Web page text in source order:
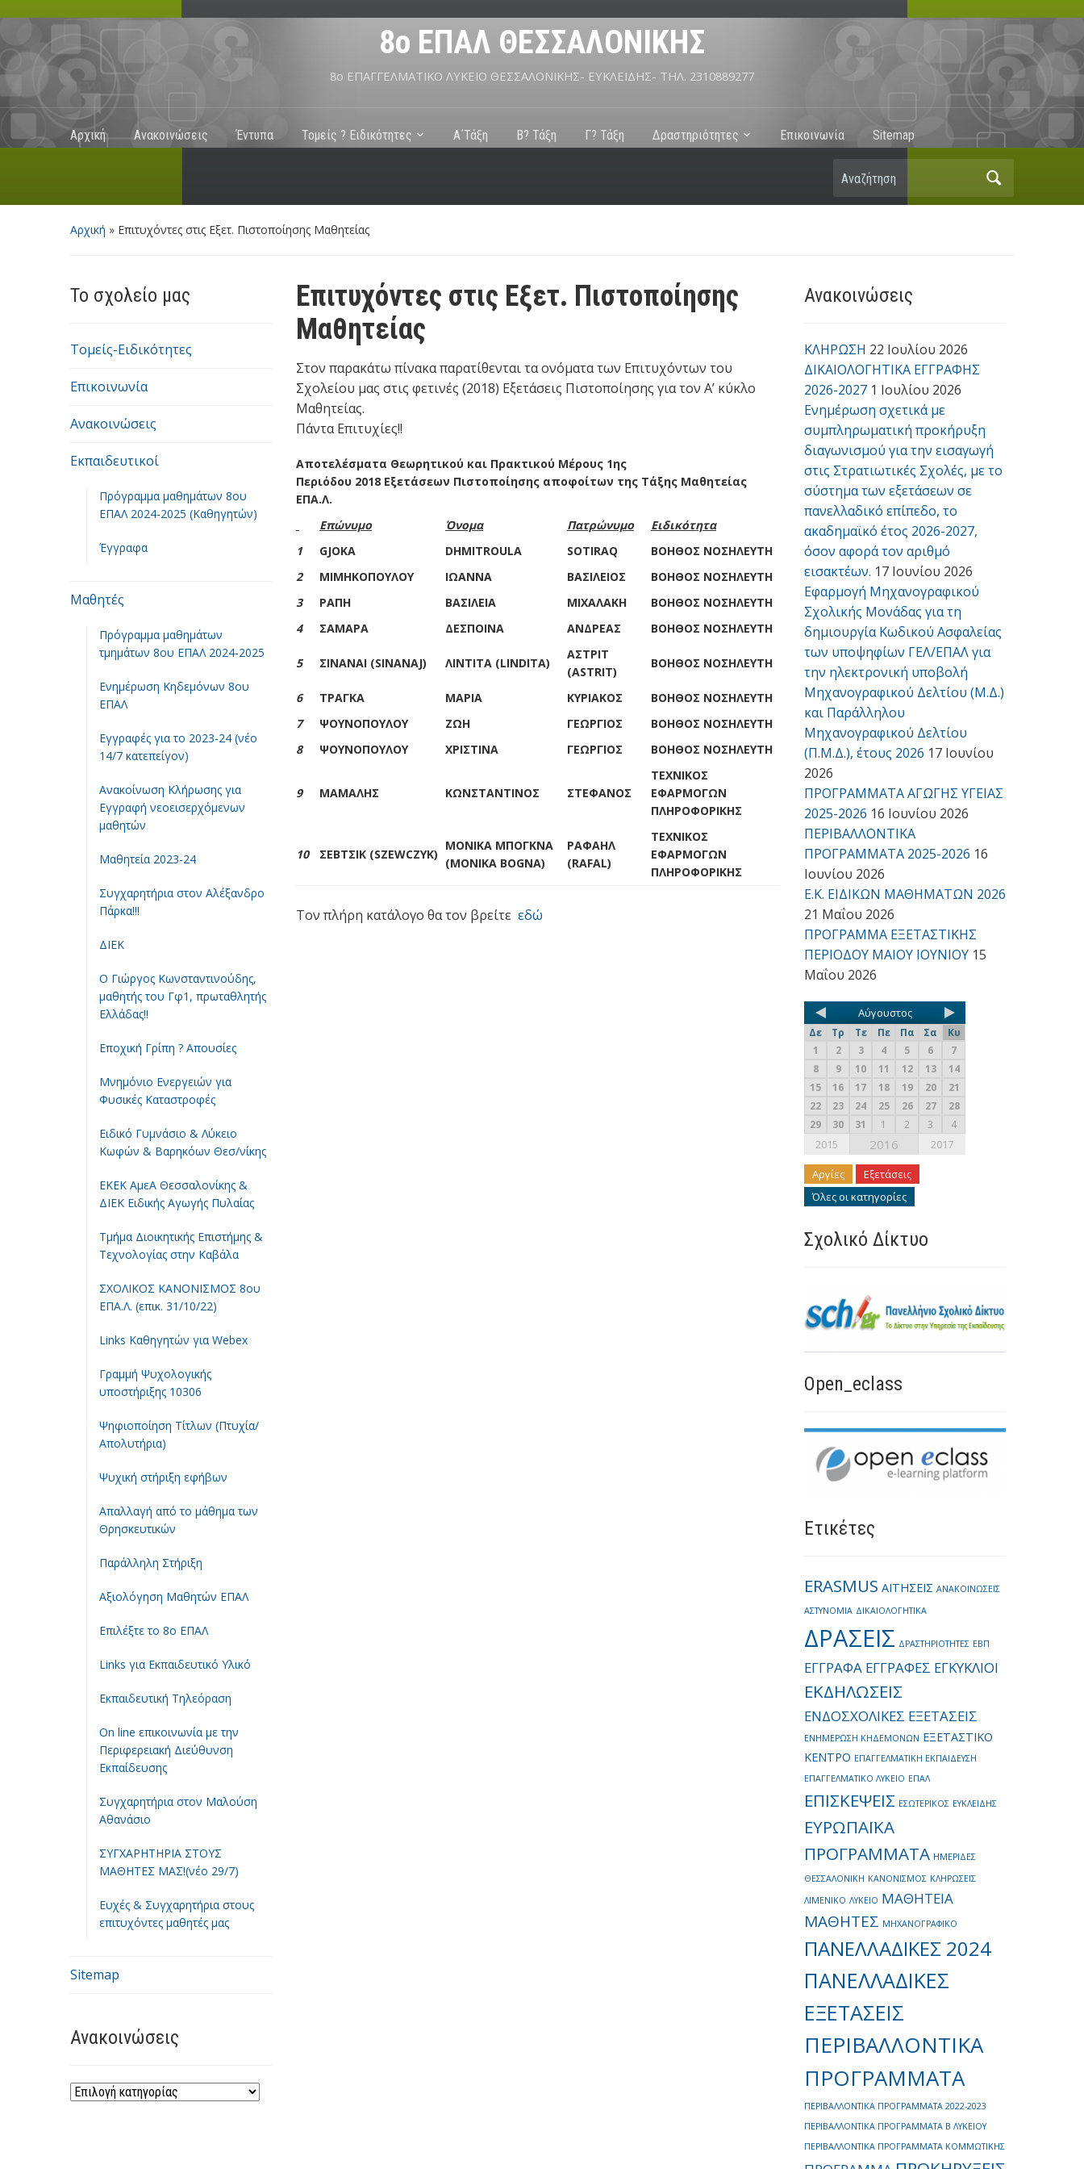
8ο ΕΠΑΛ ΘΕΣΣΑΛΟΝΙΚΗΣ
8ο ΕΠΑΓΓΕΛΜΑΤΙΚΟ ΛΥΚΕΙΟ ΘΕΣΣΑΛΟΝΙΚΗΣ- ΕΥΚΛΕΙΔΗΣ- ΤΗΛ. 2310889277
Αρχική Ανακοινώσεις Έντυπα Τομείς ? Ειδικότητες Α΄Τάξη Β? Τάξη Γ? Τάξη Δραστηριότητες Επικοινωνία Sitemap
Αναζήτηση
Αρχική » Επιτυχόντες στις Εξετ. Πιστοποίησης Μαθητείας
Το σχολείο μας
Τομείς-Ειδικότητες
Επικοινωνία
Ανακοινώσεις
Εκπαιδευτικοί
Πρόγραμμα μαθημάτων 8ου
ΕΠΑΛ 2024-2025 (Καθηγητών)
Έγγραφα
Μαθητές
Πρόγραμμα μαθημάτων
τμημάτων 8ου ΕΠΑΛ 2024-2025
Ενημέρωση Κηδεμόνων 8ου
ΕΠΑΛ
Εγγραφές για το 2023-24 (νέο
14/7 κατεπείγον)
Ανακοίνωση Κλήρωσης για
Εγγραφή νεοεισερχόμενων
μαθητών
Μαθητεία 2023-24
Συγχαρητήρια στον Αλέξανδρο
Πάρκα!!!
ΔΙΕΚ
Ο Γιώργος Κωνσταντινούδης,
μαθητής του Γφ1, πρωταθλητής
Ελλάδας!!
Εποχική Γρίπη ? Απουσίες
Μνημόνιο Ενεργειών για
Φυσικές Καταστροφές
Ειδικό Γυμνάσιο & Λύκειο
Κωφών & Βαρηκόων Θεσ/νίκης
ΕΚΕΚ ΑμεΑ Θεσσαλονίκης &
ΔΙΕΚ Ειδικής Αγωγής Πυλαίας
Τμήμα Διοικητικής Επιστήμης &
Τεχνολογίας στην Καβάλα
ΣΧΟΛΙΚΟΣ ΚΑΝΟΝΙΣΜΟΣ 8ου
ΕΠΑ.Λ. (επικ. 31/10/22)
Links Καθηγητών για Webex
Γραμμή Ψυχολογικής
υποστήριξης 10306
Ψηφιοποίηση Τίτλων (Πτυχία/
Απολυτήρια)
Ψυχική στήριξη εφήβων
Απαλλαγή από το μάθημα των
Θρησκευτικών
Παράλληλη Στήριξη
Αξιολόγηση Μαθητών ΕΠΑΛ
Επιλέξτε το 8ο ΕΠΑΛ
Links για Εκπαιδευτικό Υλικό
Εκπαιδευτική Τηλεόραση
On line επικοινωνία με την
Περιφερειακή Διεύθυνση
Εκπαίδευσης
Συγχαρητήρια στον Μαλούση
Αθανάσιο
ΣΥΓΧΑΡΗΤΗΡΙΑ ΣΤΟΥΣ
ΜΑΘΗΤΕΣ ΜΑΣ!(νέο 29/7)
Ευχές & Συγχαρητήρια στους
επιτυχόντες μαθητές μας
Sitemap
Ανακοινώσεις
Επιτυχόντες στις Εξετ. Πιστοποίησης
Μαθητείας
Στον παρακάτω πίνακα παρατίθενται τα ονόματα των Επιτυχόντων του
Σχολείου μας στις φετινές (2018) Εξετάσεις Πιστοποίησης για τον Α’ κύκλο
Μαθητείας.
Πάντα Επιτυχίες!!
Αποτελέσματα Θεωρητικού και Πρακτικού Μέρους 1ης
Περιόδου 2018 Εξετάσεων Πιστοποίησης αποφοίτων της Τάξης Μαθητείας
ΕΠΑ.Λ.
Επώνυμο
Όνομα Πατρώνυμο
Ειδικότητα
1
GJOKA DHMITROULA SOTIRAQ
ΒΟΗΘΟΣ ΝΟΣΗΛΕΥΤΗ
2
ΜΙΜΗΚΟΠΟΥΛΟΥ ΙΩΑΝΝΑ ΒΑΣΙΛΕΙΟΣ
ΒΟΗΘΟΣ ΝΟΣΗΛΕΥΤΗ
3
ΡΑΠΗ ΒΑΣΙΛΕΙΑ ΜΙΧΑΛΑΚΗ
ΒΟΗΘΟΣ ΝΟΣΗΛΕΥΤΗ
4
ΣΑΜΑΡΑ ΔΕΣΠΟΙΝΑ ΑΝΔΡΕΑΣ ΒΟΗΘΟΣ ΝΟΣΗΛΕΥΤΗ
5 ΣΙΝΑΝΑΙ (SINANAJ) ΛΙΝΤΙΤΑ (LINDITA)
ΑΣΤΡΙΤ
(ASTRIT)
ΒΟΗΘΟΣ ΝΟΣΗΛΕΥΤΗ
6 ΤΡΑΓΚΑ ΜΑΡΙΑ ΚΥΡΙΑΚΟΣ
ΒΟΗΘΟΣ ΝΟΣΗΛΕΥΤΗ
7
ΨΟΥΝΟΠΟΥΛΟΥ ΖΩΗ ΓΕΩΡΓΙΟΣ
ΒΟΗΘΟΣ ΝΟΣΗΛΕΥΤΗ
8
ΨΟΥΝΟΠΟΥΛΟΥ ΧΡΙΣΤΙΝΑ ΓΕΩΡΓΙΟΣ ΒΟΗΘΟΣ ΝΟΣΗΛΕΥΤΗ
9 ΜΑΜΑΛΗΣ ΚΩΝΣΤΑΝΤΙΝΟΣ ΣΤΕΦΑΝΟΣ
ΤΕΧΝΙΚΟΣ
ΕΦΑΡΜΟΓΩΝ
ΠΛΗΡΟΦΟΡΙΚΗΣ
10 ΣΕΒΤΣΙΚ (SZEWCZYK)
ΜΟΝΙΚΑ ΜΠΟΓΚNΑ
(MONIKA BOGNA)
ΡΑΦΑΗΛ
(RAFAL)
ΤΕΧΝΙΚΟΣ
ΕΦΑΡΜΟΓΩΝ
ΠΛΗΡΟΦΟΡΙΚΗΣ
Τον πλήρη κατάλογο θα τον βρείτε εδώ
Ανακοινώσεις
ΚΛΗΡΩΣΗ 22 Ιουλίου 2026
ΔΙΚΑΙΟΛΟΓΗΤΙΚΑ ΕΓΓΡΑΦΗΣ
2026-2027 1 Ιουλίου 2026
Ενημέρωση σχετικά με
συμπληρωματική προκήρυξη
διαγωνισμού για την εισαγωγή
στις Στρατιωτικές Σχολές, με το
σύστημα των εξετάσεων σε
πανελλαδικό επίπεδο, το
ακαδημαϊκό έτος 2026-2027,
όσον αφορά τον αριθμό
εισακτέων. 17 Ιουνίου 2026
Εφαρμογή Μηχανογραφικού
Σχολικής Μονάδας για τη
δημιουργία Κωδικού Ασφαλείας
των υποψηφίων ΓΕΛ/ΕΠΑΛ για
την ηλεκτρονική υποβολή
Μηχανογραφικού Δελτίου (Μ.Δ.)
και Παράλληλου
Μηχανογραφικού Δελτίου
(Π.Μ.Δ.), έτους 2026 17 Ιουνίου
2026
ΠΡΟΓΡΑΜΜΑΤΑ ΑΓΩΓΗΣ ΥΓΕΙΑΣ
2025-2026 16 Ιουνίου 2026
ΠΕΡΙΒΑΛΛΟΝΤΙΚΑ
ΠΡΟΓΡΑΜΜΑΤΑ 2025-2026 16
Ιουνίου 2026
Ε.Κ. ΕΙΔΙΚΩΝ ΜΑΘΗΜΑΤΩΝ 2026
21 Μαΐου 2026
ΠΡΟΓΡΑΜΜΑ ΕΞΕΤΑΣΤΙΚΗΣ
ΠΕΡΙΟΔΟΥ ΜΑΙΟΥ ΙΟΥΝΙΟΥ 15
Μαΐου 2026
Αύγουστος
Δε Τρ Τε Πε Πα Σα
Κυ
1
2 3 4 5 6
7
8
9 10 11 12 13
14
15
16 17 18 19 20
21
22
23 24 25 26 27
28
29
30 31 1 2 3 4
2015 2016 2017
Αργίες
Εξετάσεις
Όλες οι κατηγορίες
Σχολικό Δίκτυο
Open_eclass
Ετικέτες
ERASMUS ΑΙΤΗΣΕΙΣ ΑΝΑΚΟΙΝΩΣΕΙΣ
ΑΣΤΥΝΟΜΙΑ ΔΙΚΑΙΟΛΟΓΗΤΙΚΑ
ΔΡΑΣΕΙΣ ΔΡΑΣΤΗΡΙΟΤΗΤΕΣ ΕΒΠ
ΕΓΓΡΑΦΑ ΕΓΓΡΑΦΕΣ ΕΓΚΥΚΛΙΟΙ
ΕΚΔΗΛΩΣΕΙΣ
ΕΝΔΟΣΧΟΛΙΚΕΣ ΕΞΕΤΑΣΕΙΣ
ΕΝΗΜΕΡΩΣΗ ΚΗΔΕΜΟΝΩΝ ΕΞΕΤΑΣΤΙΚΟ
ΚΕΝΤΡΟ ΕΠΑΓΓΕΛΜΑΤΙΚΗ ΕΚΠΑΙΔΕΥΣΗ
ΕΠΑΓΓΕΛΜΑΤΙΚΟ ΛΥΚΕΙΟ ΕΠΑΛ
ΕΠΙΣΚΕΨΕΙΣ ΕΣΩΤΕΡΙΚΟΣ ΕΥΚΛΕΙΔΗΣ
ΕΥΡΩΠΑΪΚΑ
ΠΡΟΓΡΑΜΜΑΤΑ ΗΜΕΡΙΔΕΣ
ΘΕΣΣΑΛΟΝΙΚΗ ΚΑΝΟΝΙΣΜΟΣ ΚΛΗΡΩΣΕΙΣ
ΛΙΜΕΝΙΚΟ ΛΥΚΕΙΟ ΜΑΘΗΤΕΙΑ
ΜΑΘΗΤΕΣ ΜΗΧΑΝΟΓΡΑΦΙΚΟ
ΠΑΝΕΛΛΑΔΙΚΕΣ 2024
ΠΑΝΕΛΛΑΔΙΚΕΣ
ΕΞΕΤΑΣΕΙΣ
ΠΕΡΙΒΑΛΛΟΝΤΙΚΑ
ΠΡΟΓΡΑΜΜΑΤΑ
ΠΕΡΙΒΑΛΛΟΝΤΙΚΑ ΠΡΟΓΡΑΜΜΑΤΑ 2022-2023
ΠΕΡΙΒΑΛΛΟΝΤΙΚΑ ΠΡΟΓΡΑΜΜΑΤΑ Β ΛΥΚΕΙΟΥ
ΠΕΡΙΒΑΛΛΟΝΤΙΚΑ ΠΡΟΓΡΑΜΜΑΤΑ ΚΟΜΜΩΤΙΚΗΣ